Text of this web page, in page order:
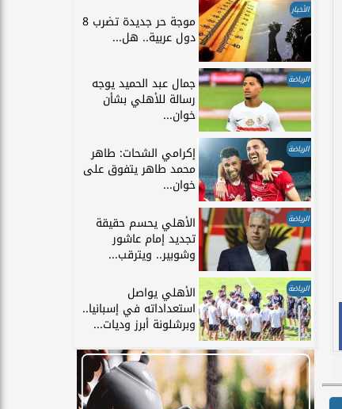
الأخبار
موجة حر جديدة تضرب 8
دول عربية.. هل...
الرياضة جمال عبد الحميد يوجه
رسالة للأهلي بشأن
خوان...
الرياضة إكرامي الشحات: طاهر
محمد طاهر يتفوق على
خوان...
الرياضة الأهلي يحسم حقيقة
تجديد إمام عاشور
وشوبير.. ويترقب...
الرياضة الأهلي يواصل
استعداداته في إسبانيا..
وبرشلونة أبرز وديات...